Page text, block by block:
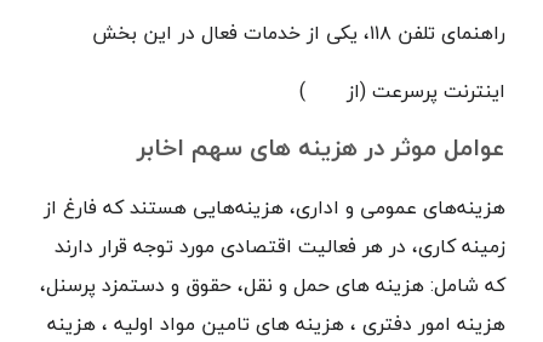
راهنمای تلفن ۱۱۸، یکی از خدمات فعال در این بخش
اینترنت پرسرعت (از
عوامل موثر در هزینه های سهم اخابر
هزینه‌های عمومی و اداری، هزینه‌هایی هستند که فارغ از
زمینه کاری، در هر فعالیت اقتصادی مورد توجه قرار دارند
که شامل: هزینه های حمل و نقل، حقوق و دستمزد پرسنل،
هزینه امور دفتری ، هزینه های تامین مواد اولیه ، هزینه